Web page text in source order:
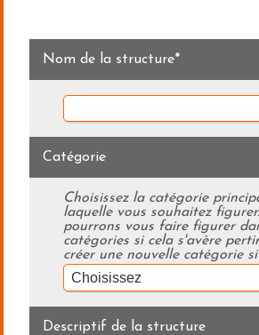
Nom de la structure*
Catégorie
Choisissez la catégorie
laquelle vous souhaitez
pourrons vous faire figurer
catégories si cela s'avère
créer une nouvelle catégorie si
Descriptif de la structure